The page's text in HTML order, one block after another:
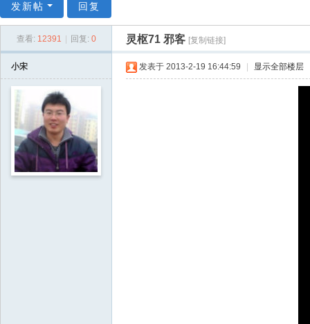
帝
发新帖 回复
查看: 12391 回复: 0 灵枢71 邪客 [复制链接]
小宋 发表于 2013-2-19 16:44:59 显示全部楼层